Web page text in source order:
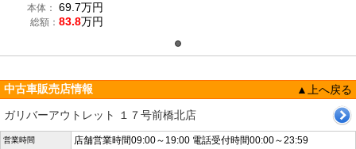
本体： 69.7万円
総額： 83.8万円
中古車販売店情報
▲上へ戻る
ガリバーアウトレット １７号前橋北店
営業時間 店舗営業時間09:00～19:00 電話受付時間00:00～23:59